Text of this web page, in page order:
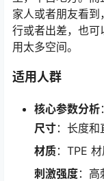
家人或者朋友看
行或者出差，也可
用太多空间。
适用人群
核心参数分析：
尺寸：长度和
材质：TPE
刺激强度：高